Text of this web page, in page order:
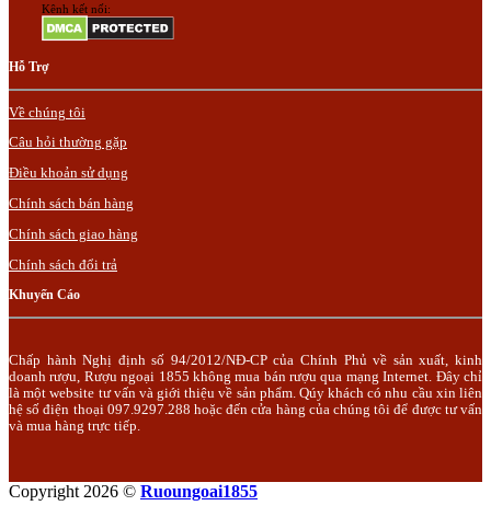
Kênh kết nối:
Hỗ Trợ
Về chúng tôi
Câu hỏi thường gặp
Điều khoản sử dụng
Chính sách bán hàng
Chính sách giao hàng
Chính sách đổi trả
Khuyến Cáo
Chấp hành Nghị định số 94/2012/NĐ-CP của Chính Phủ về sản xuất, kinh
doanh rượu, Rượu ngoại 1855 không mua bán rượu qua mạng Internet. Đây chỉ
là một website tư vấn và giới thiệu về sản phẩm. Qúy khách có nhu cầu xin liên
hệ số điện thoại 097.9297.288 hoặc đến cửa hàng của chúng tôi để được tư vấn
và mua hàng trực tiếp.
Copyright 2026 © Ruoungoai1855